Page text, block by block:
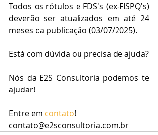
Todos os rótulos e FDS's (ex-FISPQ's)
deverão ser atualizados em até 24
meses da publicação (03/07/2025).
Está com dúvida ou precisa de ajuda?
Nós da E2S Consultoria podemos te
ajudar!
Entre em contato!
contato@e2sconsultoria.com.br